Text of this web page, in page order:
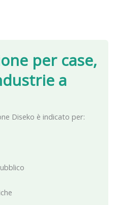
per case,
a
Diseko è indicato per: